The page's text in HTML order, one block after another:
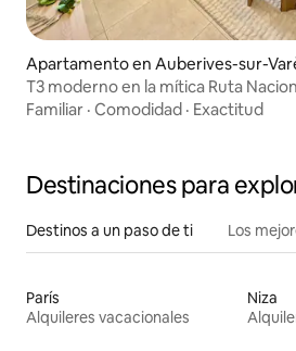
Apartamento en Auberives-sur-
T3 moderno en la mítica Ruta
Familiar · Comodidad · Exactitud
Destinaciones para
Destinos a un paso de ti Los
París
Alquileres vacacionales
Niza